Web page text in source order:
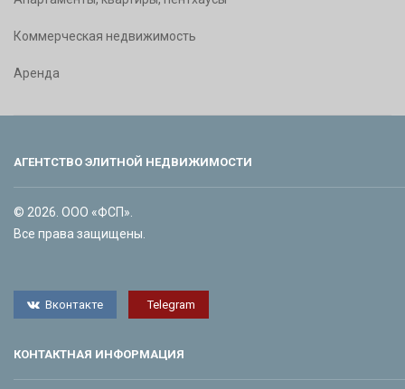
Коммерческая недвижимость
Аренда
АГЕНТСТВО ЭЛИТНОЙ НЕДВИЖИМОСТИ
© 2026. ООО «ФСП».
Все права защищены.
Вконтакте Telegram
КОНТАКТНАЯ ИНФОРМАЦИЯ